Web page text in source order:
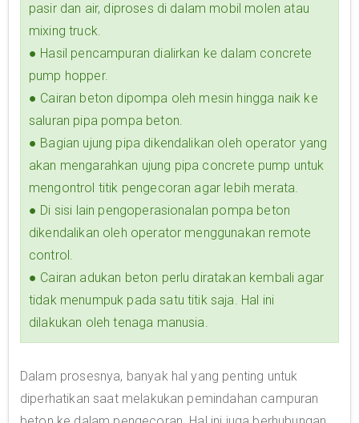
pasir dan air, diproses di dalam mobil molen atau
mixing truck.
● Hasil pencampuran dialirkan ke dalam concrete
pump hopper.
● Cairan beton dipompa oleh mesin hingga naik ke
saluran pipa pompa beton.
● Bagian ujung pipa dikendalikan oleh operator yang
akan mengarahkan ujung pipa concrete pump untuk
mengontrol titik pengecoran agar lebih merata.
● Di sisi lain pengoperasionalan pompa beton
dikendalikan oleh operator menggunakan remote
control.
● Cairan adukan beton perlu diratakan kembali agar
tidak menumpuk pada satu titik saja. Hal ini
dilakukan oleh tenaga manusia.
Dalam prosesnya, banyak hal yang penting untuk
diperhatikan saat melakukan pemindahan campuran